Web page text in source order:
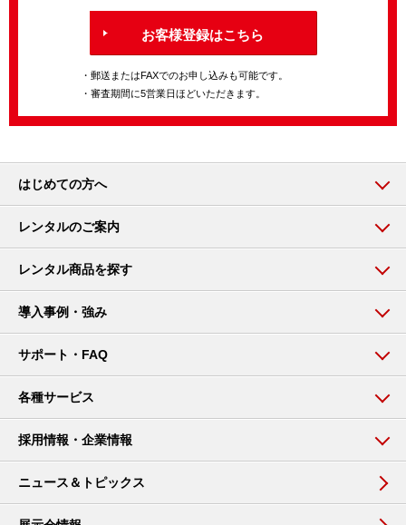
お客様登録はこちら
・郵送またはFAXでのお申し込みも可能です。
・審査期間に5営業日ほどいただきます。
はじめての方へ
レンタルのご案内
レンタル商品を探す
導入事例・強み
サポート・FAQ
各種サービス
採用情報・企業情報
ニュース＆トピックス